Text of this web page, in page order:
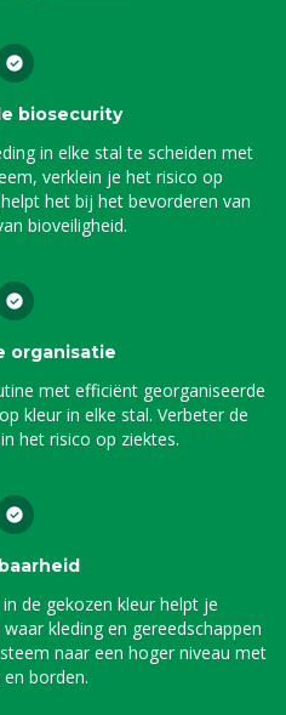
biosecurity
in elke stal te scheiden met
verklein je het risico op
het bij het bevorderen van
bioveiligheid.
organisatie
met efficiënt georganiseerde
kleur in elke stal. Verbeter de
het risico op ziektes.
de gekozen kleur helpt je
kleding en gereedschappen
naar een hoger niveau met
borden.